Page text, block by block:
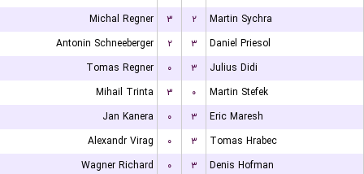
Michal Regner
۳ ۲
Martin Sychra
Antonin Schneeberger
۲ ۳
Daniel Priesol
Tomas Regner
۰ ۳
Julius Didi
Mihail Trinta
۳ ۰
Martin Stefek
Jan Kanera
۰ ۳
Eric Maresh
Alexandr Virag
۰ ۳
Tomas Hrabec
Wagner Richard
۰ ۳
Denis Hofman